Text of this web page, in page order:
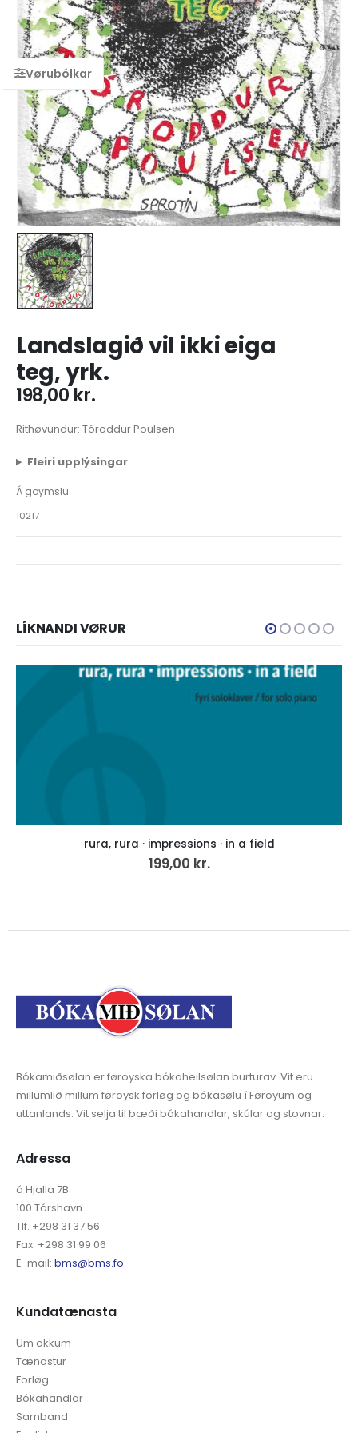
Landslagið vil ikki eiga
teg, yrk.
198,00 kr.
Rithøvundur: Tóroddur Poulsen
Fleiri upplýsingar
Á goymslu
10217
LÍKNANDI VØRUR
rura, rura · impressions · in a field
199,00 kr.
Bókamiðsølan er føroyska bókaheilsølan burturav. Vit eru
millumlið millum føroysk forløg og bókasølu í Føroyum og
uttanlands. Vit selja til bæði bókahandlar, skúlar og stovnar.
Adressa
á Hjalla 7B
100 Tórshavn
Tlf. +298 31 37 56
Fax. +298 31 99 06
E-mail: bms@bms.fo
Kundatænasta
Um okkum
Tænastur
Forløg
Bókahandlar
Samband